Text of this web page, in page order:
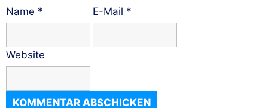
Name * E-Mail *
Website